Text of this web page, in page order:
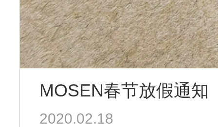
MOSEN春节放假通知
2020.02.18